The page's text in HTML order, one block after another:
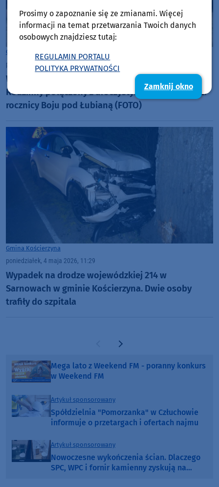
Gmina Kościerzyna
poniedziałek, 18 maja 2026, 12:27 15
W Łubianie, w gminie Kościerzyna odbył się piknik
Rodzinny połączony z uroczystymi obchodami 82.
rocznicy Boju pod Łubianą (FOTO)
Gmina Kościerzyna
poniedziałek, 4 maja 2026, 11:29
Wypadek na drodze wojewódzkiej 214 w
Sarnowach w gminie Kościerzyna. Dwie osoby
trafiły do szpitala
Poprzednia strona
Następna strona
Mega lato z Weekend FM - poranny konkurs
w Weekend FM
Artykuł sponsorowany
Spółdzielnia "Pomorzanka" w Człuchowie
informuje o przetargach i ofertach najmu
Artykuł sponsorowany
Nowoczesne wykończenia ścian. Dlaczego
SPC, WPC i fornir kamienny zyskują na
Prosimy o zapoznanie się ze zmianami. Więcej
informacji na temat przetwarzania Twoich danych
osobowych znajdziesz tutaj:
REGULAMIN PORTALU
POLITYKA PRYWATNOŚCI
Zamknij okno